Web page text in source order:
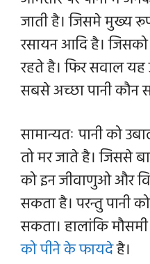
जाती है। जिसमे मुख्य
रसायन आदि है।
रहते है। फिर सवाल
सबसे अच्छा पानी कौन
सामान्यतः पानी को
तो मर जाते है। जिससे
को इन जीवाणुओ और
सकता है। परन्तु पानी
सकता। हालांकि
को पीने के फायदेहै।